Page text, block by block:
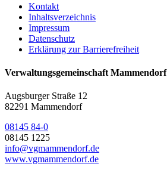
Kontakt
Inhaltsverzeichnis
Impressum
Datenschutz
Erklärung zur Barrierefreiheit
Verwaltungsgemeinschaft Mammendorf
Augsburger Straße 12
82291 Mammendorf
08145 84-0
08145 1225
info@vgmammendorf.de
www.vgmammendorf.de